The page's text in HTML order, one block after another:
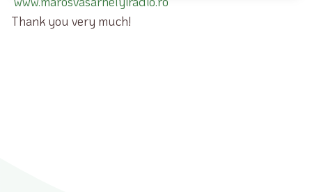
Thank you very much!